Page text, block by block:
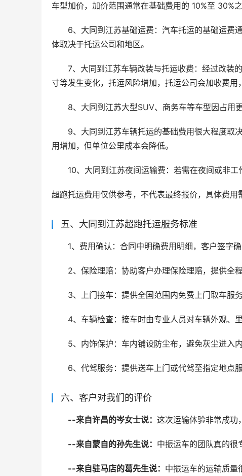
车型加价，加价范围通常在基础费用的 10%至 30%之
6、大同到江苏基础运费：汽车托运的基础运费
体取决于托运公司和地区。
7、大同到江苏车辆改装与托运收费：经过改装
寸等发生变化，托运风险增加，托运公司会加收费
8、大同到江苏大型SUV、商务车等车型因占用
9、大同到江苏车辆托运的基础费用很大程度取
用增加，但单位公里成本会降低。
10、大同到江苏夜间运输费：若需在夜间或非工
超跑托运费用仅供参考，不代表最终报价，具体费用
五、大同到江苏超跑托运服务标准
1、费用确认：合同中明确费用明细，客户签字
2、保险理赔：协助客户办理保险理赔，提供全程
3、上门接车：提供全国范围内免费上门取车服
4、车辆检查：接车时由专业人员对车辆外观、
5、内饰保护：车内铺设防尘布，避免灰尘进入内
6、代驾服务：提供送车上门或代驾至指定地点
六、客户对我们的评价
--来自许昌的岑女士说： 这次运输体验非常成功
--来自蒙自的孙先生说： 中振运车的团队真的很
--来自驻马店的葛先生说： 中振运车的运输质量